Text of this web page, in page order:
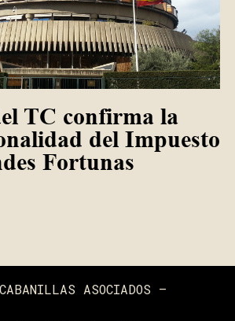
TC confirma la
del Impuesto
Fortunas
ASOCIADOS —